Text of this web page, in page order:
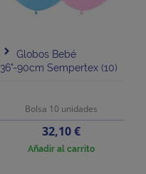
Globos Bebé
36"-90cm Sempertex (10)
Bolsa 10 unidades
Precio
32,10 €
Añadir al carrito